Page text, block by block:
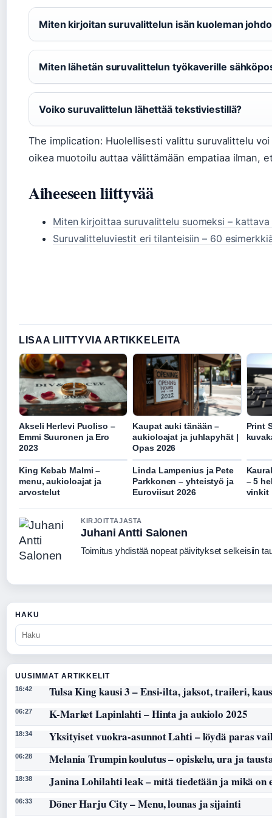
Miten kirjoitan suruvalittelun isän kuoleman
Miten lähetän suruvalittelun työkaverille
Voiko suruvalittelun lähettää tekstiviestillä?
The implication: Huolellisesti valittu suruvalittelu
oikea muotoilu auttaa välittämään empatiaa ilman,
Aiheeseen liittyvää
Miten kirjoittaa suruvalittelu suomeksi – kattava
Suruvalitteluviestit eri tilanteisiin – 60
LISAA LIITTYVIA ARTIKKELEITA
Akseli Herlevi Puoliso –
Emmi Suuronen ja Ero
2023
Kaupat auki tänään –
aukioloajat ja juhlapyhät |
Opas 2026
Print
King Kebab Malmi –
menu, aukioloajat ja
arvostelut
Linda Lampenius ja Pete
Parkkonen – yhteistyö ja
Euroviisut 2026
– 5
vinkit
KIRJOITTAJASTA
Juhani Antti Salonen
Toimitus yhdistää nopeat päivitykset selkeisiin
HAKU
UUSIMMAT ARTIKKELIT
16:42 Tulsa King kausi 3 – Ensi-ilta, jaksot, traileri,
06:27 K-Market Lapinlahti – Hinta ja aukiolo 2025
18:34 Yksityiset vuokra-asunnot Lahti – löydä paras
06:28 Melania Trumpin koulutus – opiskelu, ura ja
18:38 Janina Lohilahti leak – mitä tiedetään ja mikä on
06:33 Döner Harju City – Menu, lounas ja sijainti